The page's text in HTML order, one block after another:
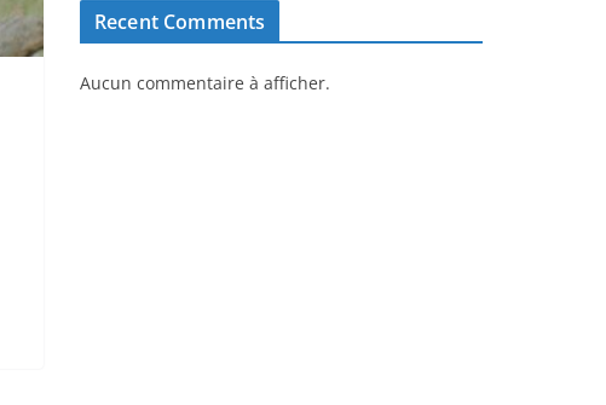
Recent Comments
Aucun commentaire à afficher.